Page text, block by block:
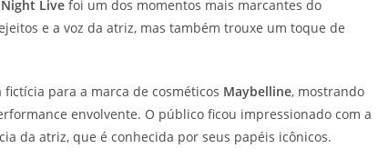
Live foi um dos momentos mais marcantes do
e a voz da atriz, mas também trouxe um toque de
para a marca de cosméticos Maybelline, mostrando
envolvente. O público ficou impressionado com a
da atriz, que é conhecida por seus papéis icônicos.